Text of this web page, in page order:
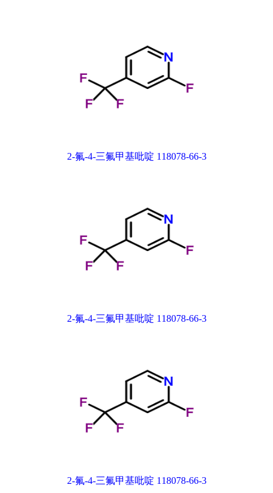
2-氟-4-三氟甲基吡啶 118078-66-3
2-氟-4-三氟甲基吡啶 118078-66-3
2-氟-4-三氟甲基吡啶 118078-66-3